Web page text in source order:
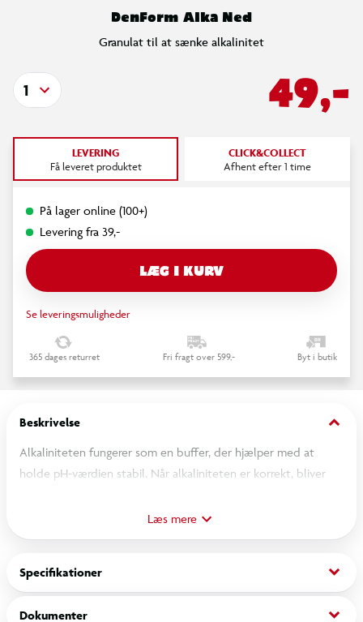
DenForm Alka Ned
Granulat til at sænke alkalinitet
49,-
1
LEVERING
Få leveret produktet
CLICK&COLLECT
Afhent efter 1 time
På lager online (100+)
Levering fra 39,-
LÆG I KURV
Se leveringsmuligheder
365 dages returret Fri fragt over 599,- Byt i butik
Beskrivelse keyboard_arrow_down
Alkaliniteten fungerer som en buffer, der hjælper med at
holde pH-værdien stabil. Når alkaliniteten er korrekt, bliver
justeringer reduceres markant. Alka Ned bruges, når
alkaliniteten er for høj. Ved at sænke alkaliniteten bringer du
vandplejen bliver nemmere.
Læs mere
Specifikationer keyboard_arrow_down
Dokumenter keyboard_arrow_down